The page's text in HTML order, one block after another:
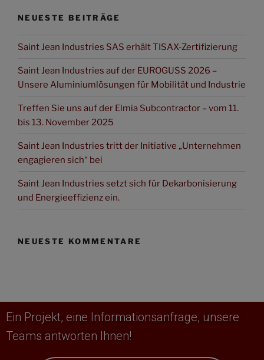
NEUESTE BEITRÄGE
Saint Jean Industries SAS erhält TISAX-Zertifizierung
Saint Jean Industries auf der EUROGUSS 2026 –
Unsere Aluminiumlösungen für Mobilität und Industrie
Treffen Sie uns auf der Elmia Subcontractor – vom 11.
bis 13. November 2025
Saint Jean Industries tritt der Initiative „Unternehmen
engagieren sich“ bei
Saint Jean Industries setzt sich für Dekarbonisierung
und Energieeffizienz ein.
NEUESTE KOMMENTARE
Ein Projekt, eine Informationsanfrage, unsere
Teams antworten Ihnen!